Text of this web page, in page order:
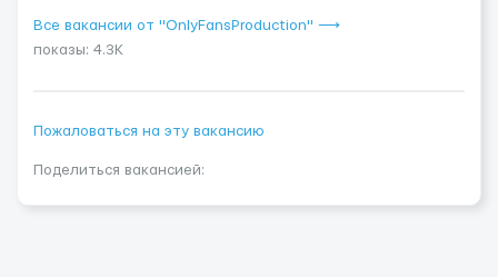
Все вакансии от "OnlyFansProduction" ⟶
показы: 4.3K
Пожаловаться на эту вакансию
Поделиться вакансией: